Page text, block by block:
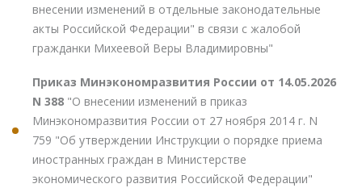
внесении изменений в отдельные законодательные
акты Российской Федерации" в связи с жалобой
гражданки Михеевой Веры Владимировны"
Приказ Минэкономразвития России от 14.05.2026
N 388 "О внесении изменений в приказ
Минэкономразвития России от 27 ноября 2014 г. N
759 "Об утверждении Инструкции о порядке приема
иностранных граждан в Министерстве
экономического развития Российской Федерации"